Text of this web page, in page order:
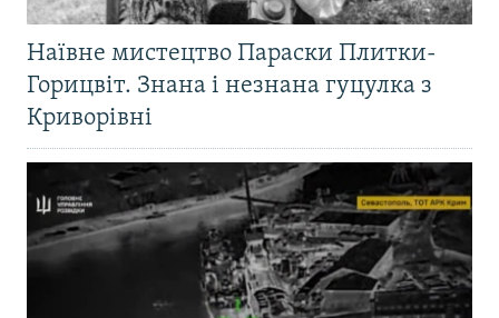
Наївне мистецтво Параски Плитки-
Горицвіт. Знана і незнана гуцулка з
Криворівні